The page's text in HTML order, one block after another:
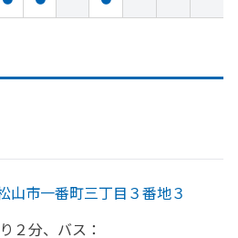
山市一番町三丁目３番地３
２分、 バス：